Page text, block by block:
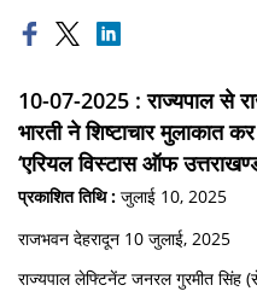
10-07-2025 : राज्यपाल से
भारती ने शिष्टाचार मुलाकात
‘एरियल विस्टास ऑफ
प्रकाशित तिथि : जुलाई 10, 2025
राजभवन देहरादून 10 जुलाई, 2025
राज्यपाल लेफ्टिनेंट जनरल गुरमीत सिंह